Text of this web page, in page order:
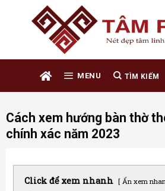
MENU
Cách xem hướng bàn thờ
chính xác năm 2023
Click để xem nhanh Ẩn xem